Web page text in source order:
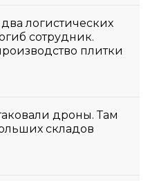
логистических
сотрудник.
плитки
дроны. Там
складов